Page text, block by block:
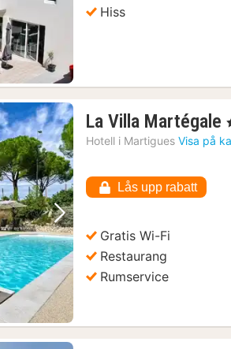
Hiss
Nästa bild
La Villa Martégale ,
Hotell i Martigues Visa på
Lås upp rabatt
Gratis Wi-Fi
Restaurang
Rumservice